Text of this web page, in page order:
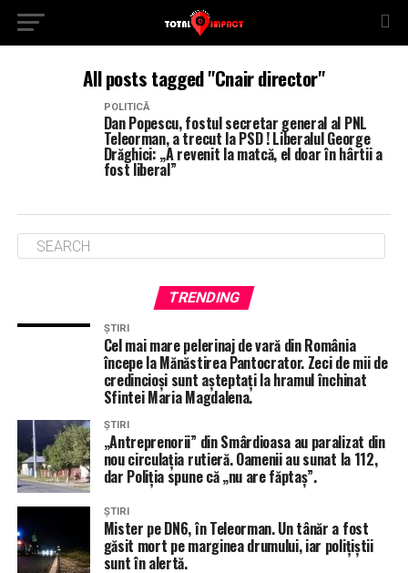
All posts tagged "Cnair director"
POLITICĂ
Dan Popescu, fostul secretar general al PNL
Teleorman, a trecut la PSD ! Liberalul George
Drăghici: „A revenit la matcă, el doar în hârtii a
fost liberal”
TRENDING
ȘTIRI
Cel mai mare pelerinaj de vară din România
începe la Mănăstirea Pantocrator. Zeci de mii de
credincioși sunt așteptați la hramul închinat
Sfintei Maria Magdalena.
ȘTIRI
„Antreprenorii” din Smârdioasa au paralizat din
nou circulația rutieră. Oamenii au sunat la 112,
dar Poliția spune că „nu are făptaș”.
ȘTIRI
Mister pe DN6, în Teleorman. Un tânăr a fost
găsit mort pe marginea drumului, iar polițiștii
sunt în alertă.